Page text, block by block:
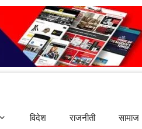
विदेश राजनीती सामाज